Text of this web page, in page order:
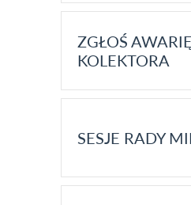
ZGŁOŚ AWARIĘ
KOLEKTORA
SESJE RADY